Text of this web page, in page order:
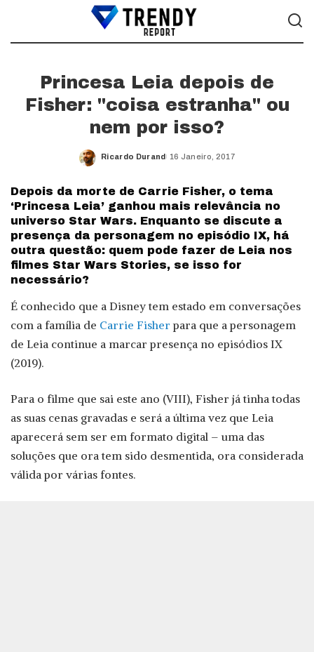
Princesa Leia depois de
Fisher: "coisa estranha" ou
nem por isso?
Posted
Ricardo Durand 16 Janeiro, 2017
Depois da morte de Carrie Fisher, o tema
‘Princesa Leia’ ganhou mais relevância no
universo Star Wars. Enquanto se discute a
presença da personagem no episódio IX, há
outra questão: quem pode fazer de Leia nos
filmes Star Wars Stories, se isso for
necessário?
É conhecido que a Disney tem estado em conversações
com a família de Carrie Fisher para que a personagem
de Leia continue a marcar presença no episódios IX
(2019).
Para o filme que sai este ano (VIII), Fisher já tinha todas
as suas cenas gravadas e será a última vez que Leia
aparecerá sem ser em formato digital – uma das
soluções que ora tem sido desmentida, ora considerada
válida por várias fontes.